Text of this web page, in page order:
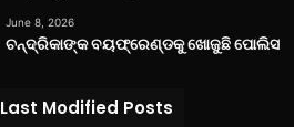
June 8, 2026
ଚନ୍ଦ୍ରିକାଙ୍କ ବୟଫ୍ରେଣ୍ଡକୁ ଖୋଜୁଛି ପୋଲିସ
Last Modified Posts